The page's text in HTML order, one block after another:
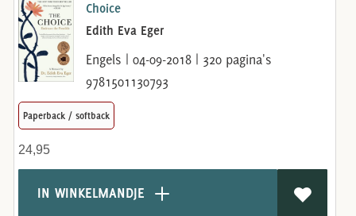
Choice
Edith Eva Eger
Engels | 04-09-2018 | 320 pagina's
9781501130793
Paperback / softback
24,95
IN WINKELMANDJE